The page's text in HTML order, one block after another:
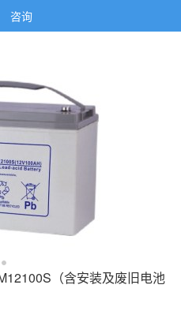
咨询
（含安装及废旧电池